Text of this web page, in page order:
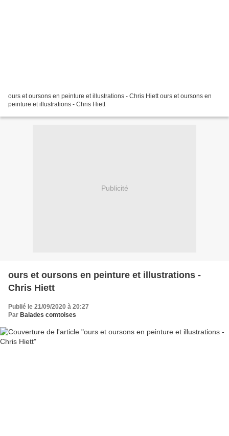
ours et oursons en peinture et illustrations - Chris Hiett ours et oursons en
peinture et illustrations - Chris Hiett
Publicité
ours et oursons en peinture et illustrations -
Chris Hiett
Publié le 21/09/2020 à 20:27
Par Balades comtoises